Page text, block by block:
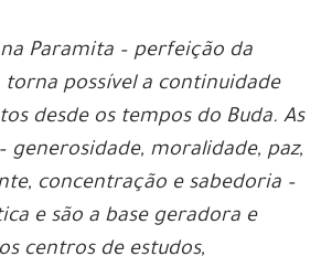
Paramita – perfeição da
torna possível a continuidade
desde os tempos do Buda. As
generosidade, moralidade, paz,
concentração e sabedoria –
e são a base geradora e
centros de estudos,